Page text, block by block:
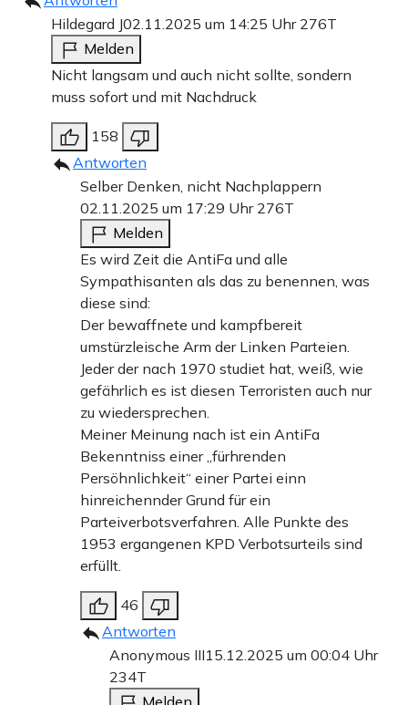
Hildegard J02.11.2025 um 14:25 Uhr 276T
Melden
Nicht langsam und auch nicht sollte, sondern
muss sofort und mit Nachdruck
158
Antworten
Selber Denken, nicht Nachplappern
02.11.2025 um 17:29 Uhr 276T
Melden
Es wird Zeit die AntiFa und alle
Sympathisanten als das zu benennen, was
diese sind:
Der bewaffnete und kampfbereit
umstürzleische Arm der Linken Parteien.
Jeder der nach 1970 studiet hat, weiß, wie
gefährlich es ist diesen Terroristen auch nur
zu wiedersprechen.
Meiner Meinung nach ist ein AntiFa
Bekenntniss einer „fürhrenden
Persöhnlichkeit“ einer Partei einn
hinreichennder Grund für ein
Parteiverbotsverfahren. Alle Punkte des
1953 ergangenen KPD Verbotsurteils sind
erfüllt.
46
Antworten
Anonymous III15.12.2025 um 00:04 Uhr
234T
Melden